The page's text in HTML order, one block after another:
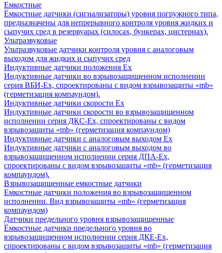
Емкостные
Ёмкостные датчики (сигнализаторы) уровня погружного типа,
предназначены для непрерывного контроля уровня жидких и
сыпучих сред в резервуарах (силосах, бункерах, цистернах).
Ультразвуковые
Ультразвуковые датчики контроля уровня с аналоговым
выходом для жидких и сыпучих сред
Индуктивные датчики положения Ех
Индуктивные датчики во взрывозащищенном исполнении
серия ВБИ-Ех, спроектированы с видом взрывозащиты «mb»
(герметизация компаундом).
Индуктивные датчики скорости Ех
Индуктивные датчики скорости во взрывозащищенном
исполнении серия ДКС-Ех, спроектированы с видом
взрывозащиты «mb» (герметизация компаундом)
Индуктивные датчики с аналоговым выходом Ех
Индуктивные датчики с аналоговым выходом во
взрывозащищенном исполнении серия ДПА-Ех,
спроектированы с видом взрывозащиты «mb» (герметизация
компаундом).
Взрывозащищенные емкостные датчики
Емкостные датчики положения во взрывозащищенном
исполнении. Вид взрывозащиты «mb» (герметизация
компаундом)
Датчики предельного уровня взрывозащищенные
Ёмкостные датчики предельного уровня во
взрывозащищенном исполнении серия ДКЕ-Ех,
спроектированы с видом взрывозащиты «mb» (герметизация